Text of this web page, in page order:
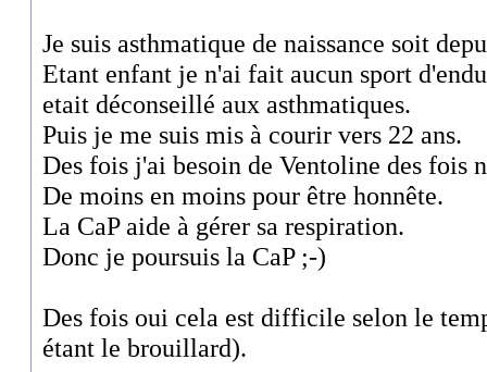
Je suis asthmatique de naissance soit
Etant enfant je n'ai fait aucun sport
etait déconseillé aux asthmatiques.
Puis je me suis mis à courir vers 22 ans.
Des fois j'ai besoin de Ventoline des fois
De moins en moins pour être honnête.
La CaP aide à gérer sa respiration.
Donc je poursuis la CaP ;-)
Des fois oui cela est difficile selon le
étant le brouillard).